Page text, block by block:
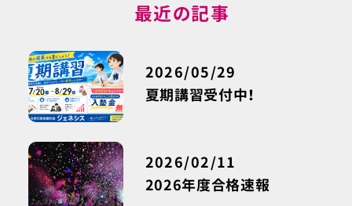
最近の記事
夏期講習受付中！
2026/05/29
2026年度合格速報
2026/02/11